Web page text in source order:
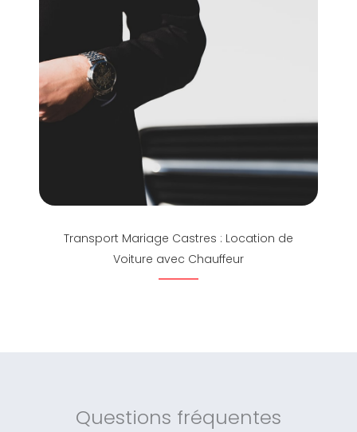
Transport Mariage Castres : Location de
Voiture avec Chauffeur
Questions fréquentes